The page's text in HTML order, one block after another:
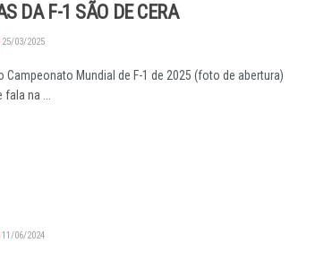
DA F-1 SÃO DE CERA
25/03/2025
Campeonato Mundial de F-1 de 2025 (foto de abertura)
na ...
11/06/2024